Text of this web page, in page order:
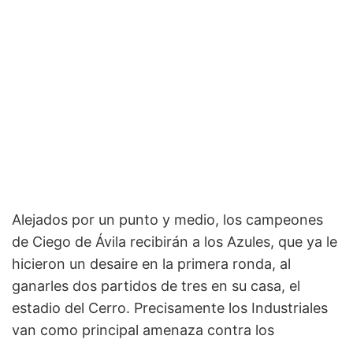
Alejados por un punto y medio, los campeones
de Ciego de Ávila recibirán a los Azules, que ya le
hicieron un desaire en la primera ronda, al
ganarles dos partidos de tres en su casa, el
estadio del Cerro. Precisamente los Industriales
van como principal amenaza contra los